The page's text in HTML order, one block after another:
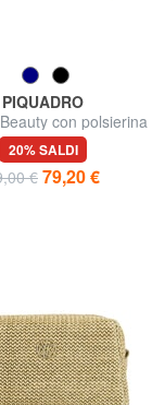
PIQUADRO
con polsierina
20% SALDI
€ 79,20 €